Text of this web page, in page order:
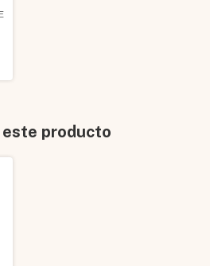
este producto